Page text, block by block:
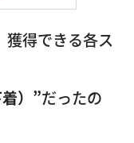
獲得できる各ス
）”だったの